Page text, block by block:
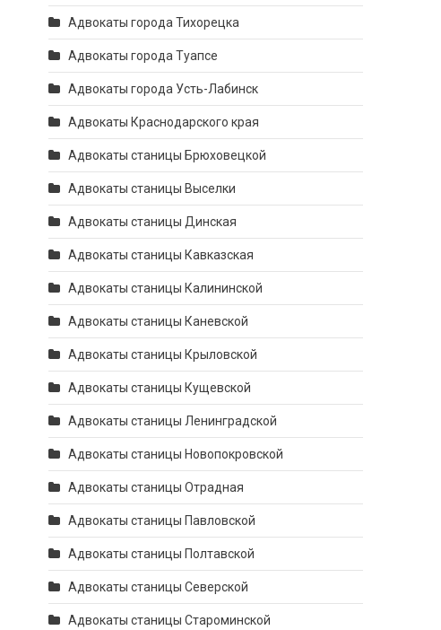
Адвокаты города Тихорецка
Адвокаты города Туапсе
Адвокаты города Усть-Лабинск
Адвокаты Краснодарского края
Адвокаты станицы Брюховецкой
Адвокаты станицы Выселки
Адвокаты станицы Динская
Адвокаты станицы Кавказская
Адвокаты станицы Калининской
Адвокаты станицы Каневской
Адвокаты станицы Крыловской
Адвокаты станицы Кущевской
Адвокаты станицы Ленинградской
Адвокаты станицы Новопокровской
Адвокаты станицы Отрадная
Адвокаты станицы Павловской
Адвокаты станицы Полтавской
Адвокаты станицы Северской
Адвокаты станицы Староминской